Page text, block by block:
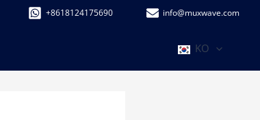
+8618124175690 info@muxwave.com
KO